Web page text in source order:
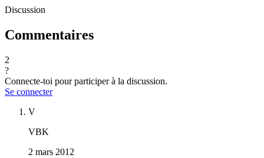
Discussion
Commentaires
2
?
Connecte-toi pour participer à la discussion.
Se connecter
V
VBK
2 mars 2012